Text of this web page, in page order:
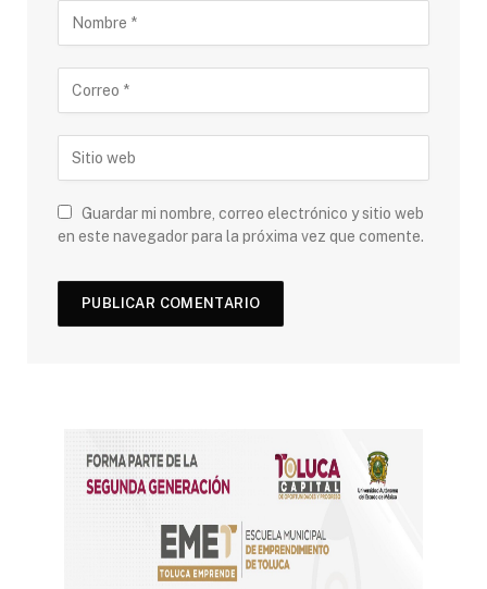
Guardar mi nombre, correo electrónico y sitio web
en este navegador para la próxima vez que comente.